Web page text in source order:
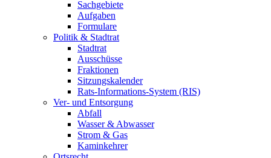
Sachgebiete
Aufgaben
Formulare
Politik & Stadtrat
Stadtrat
Ausschüsse
Fraktionen
Sitzungskalender
Rats-Informations-System (RIS)
Ver- und Entsorgung
Abfall
Wasser & Abwasser
Strom & Gas
Kaminkehrer